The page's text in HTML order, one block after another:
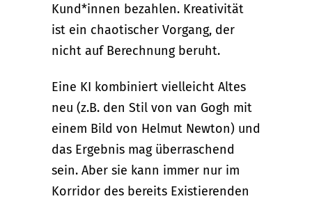
Kund*innen bezahlen. Kreativität
ist ein chaotischer Vorgang, der
nicht auf Berechnung beruht.
Eine KI kombiniert vielleicht Altes
neu (z.B. den Stil von van Gogh mit
einem Bild von Helmut Newton) und
das Ergebnis mag überraschend
sein. Aber sie kann immer nur im
Korridor des bereits Existierenden